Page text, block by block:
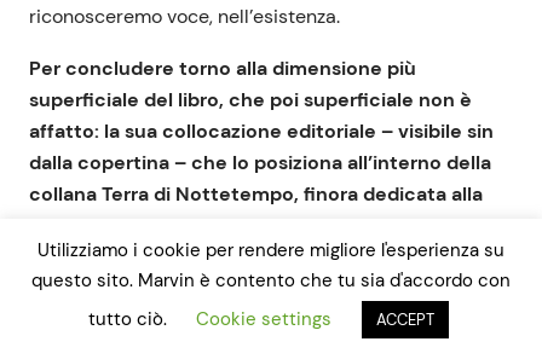
riconosceremo voce, nell’esistenza.
Per concludere torno alla dimensione più
superficiale del libro, che poi superficiale non è
affatto: la sua collocazione editoriale – visibile sin
dalla copertina – che lo posiziona all’interno della
collana Terra di Nottetempo, finora dedicata alla
che apre la vena della narrativa all’interno di questa
collana?
Ne sono molto felice. Certo è anche un rischio:Tundra
Utilizziamo i cookie per rendere migliore l'esperienza su
questo sito. Marvin è contento che tu sia d'accordo con
tutto ciò.
Cookie settings ACCEPT